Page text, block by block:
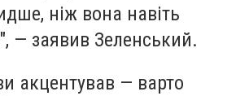
ніж вона навіть
— заявив Зеленський.
акцентував — варто